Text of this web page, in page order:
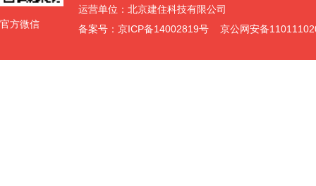
官方微信
运营单位：北京建住科技有限公司
备案号：京ICP备14002819号 京公网安备